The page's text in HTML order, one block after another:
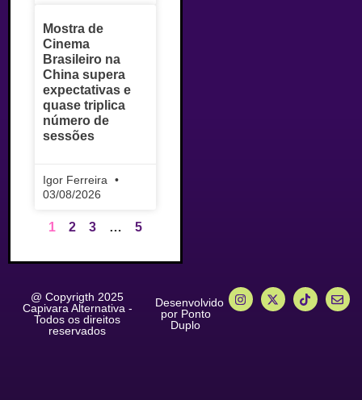
Mostra de
Cinema
Brasileiro na
China supera
expectativas e
quase triplica
número de
sessões
Igor Ferreira
03/08/2026
1 2 3 … 5
@ Copyrigth 2025
Capivara Alternativa -
Todos os direitos
reservados
Desenvolvido
por Ponto
Duplo